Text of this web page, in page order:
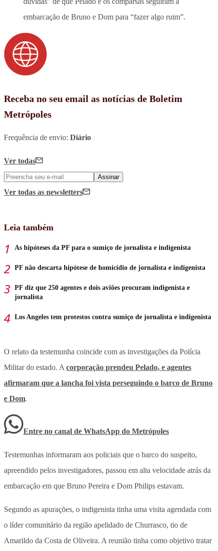
embarcação de Bruno e Dom para “fazer algo ruim”.
Receba no seu email as notícias de Boletim
Metrópoles
Frequência de envio: Diário
Ver todas
Assinar
Ver todas as newsletters
Leia também
As hipóteses da PF para o sumiço de jornalista e indigenista
PF não descarta hipótese de homicídio de jornalista e indigenista
PF diz que 250 agentes e dois aviões procuram indigenista e
jornalista
Los Angeles tem protestos contra sumiço de jornalista e indigenista
O relato da testemunha coincide com as investigações da Polícia
Militar do estado. A corporação prendeu Pelado, e agentes
afirmaram que a lancha foi vista perseguindo o barco de Bruno
e Dom.
Entre no canal de WhatsApp do Metrópoles
Testemunhas informaram aos policiais que o barco do suspeito,
apreendido pelos investigadores, passou em alta velocidade atrás da
embarcação em que Bruno Pereira e Dom Philips estavam.
Segundo as apurações, o indigenista tinha uma visita agendada com
o líder comunitário da região apelidado de Churrasco, tio de
Amarildo da Costa de Oliveira. A reunião tinha como objetivo tratar